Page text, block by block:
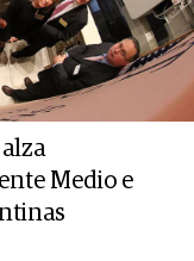
Medio e